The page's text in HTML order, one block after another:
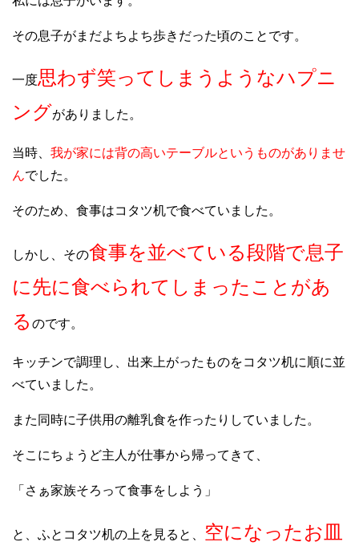
その息子がまだよちよち歩きだった頃のことです。
一度思わず笑ってしまうようなハプニ
ングがありました。
当時、 我が家には背の高いテーブルというものがありませ
んでした。
そのため、食事はコタツ机で食べていました。
しかし、その食事を並べている段階で息子
に先に食べられてしまったことがあ
る のです。
キッチンで調理し、出来上がったものをコタツ机に順に並
べていました。
また同時に子供用の離乳食を作ったりしていました。
そこにちょうど主人が仕事から帰ってきて、
「さぁ家族そろって食事をしよう」
と、ふとコタツ机の上を見ると、
空になったお皿